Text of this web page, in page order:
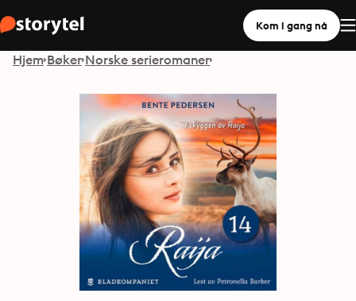
Kom i gang nå
Hjem Bøker Norske serieromaner